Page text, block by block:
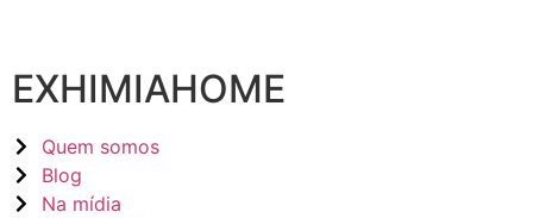
EXHIMIAHOME
Quem somos
Blog
Na mídia